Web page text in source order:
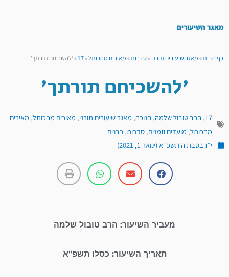
מאגר השיעורים
דף הבית»מאגר שיעורים תורני»סדרות»מאירים מהכותל»
17
»‘להשכיחם תורתך’
'להשכיחם תורתך'
17
, הרב טובול שלמה, חנוכה, מאגר שיעורים תורני, מאירים מהכותל, מאירים
מהכותל, מועדים וזמנים, סדרות, רבנים
י״ז בטבת ה׳תשפ״א (ינואר 1, 2021)
מעביר השיעור: הרב טובול שלמה
תאריך השיעור: כסלו תשפ"א